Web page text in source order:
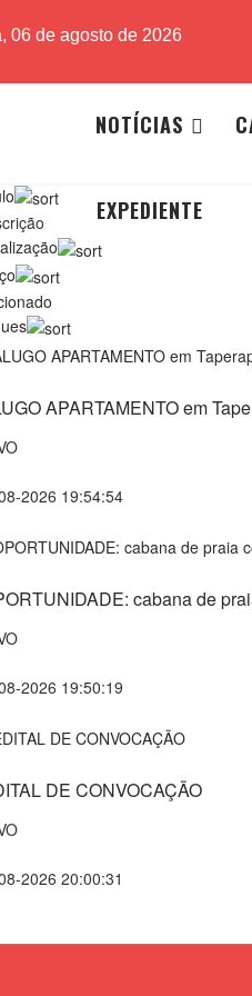
06 de agosto de 2026
NOTÍCIAS
EXPEDIENTE
APARTAMENTO em
2026 19:54:54
cabana de
2026 19:50:19
DE CONVOCAÇÃO
2026 20:00:31